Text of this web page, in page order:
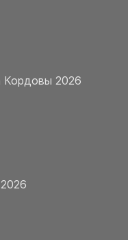
Кордовы 2026